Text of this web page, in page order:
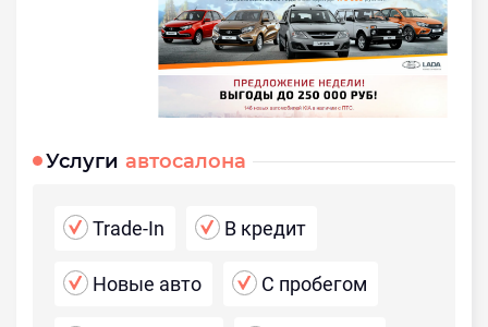
Услуги автосалона
Trade-In В кредит
Новые авто С пробегом